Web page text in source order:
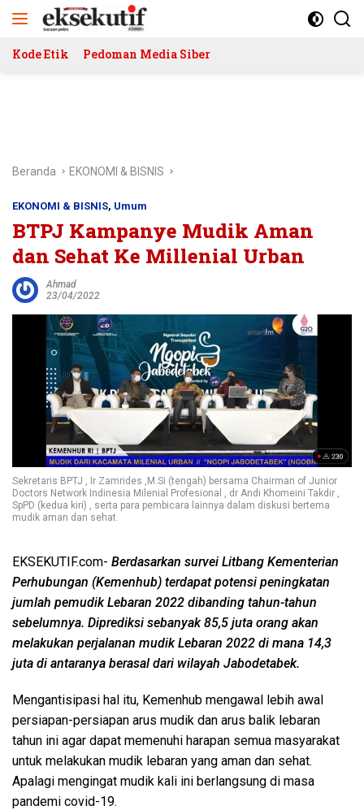
Kode Etik Pedoman Media Siber
Beranda EKONOMI & BISNIS
EKONOMI & BISNIS, Umum
BTPJ Kampanye Mudik Aman
dan Sehat Ke Millenial Urban
Ahmad
23/04/2022
Sekretaris BPTJ , Ir Zamrides ,M.Si (tengah) bersama Chairman of Junior
Doctors Network Indinesia Milenial Profesional , dr Andi Khomeini Takdir ,
SpPD (kedua kiri) , serta para pembicara lainnya dalam diskusi bertema
mudik aman dan sehat.
EKSEKUTIF.com- Berdasarkan survei Litbang Kementerian
Perhubungan (Kemenhub) terdapat potensi peningkatan
jumlah pemudik Lebaran 2022 dibanding tahun-tahun
sebelumnya. Diprediksi sebanyak 85,5 juta orang akan
melakukan perjalanan mudik Lebaran 2022 di mana 14,3
juta di antaranya berasal dari wilayah Jabodetabek.
Mengantisipasi hal itu, Kemenhub mengawal lebih awal
persiapan-persiapan arus mudik dan arus balik lebaran
tahun ini agar dapat memenuhi harapan semua masyarakat
untuk melakukan mudik lebaran yang aman dan sehat.
Apalagi mengingat mudik kali ini berlangsung di masa
pandemi covid-19.